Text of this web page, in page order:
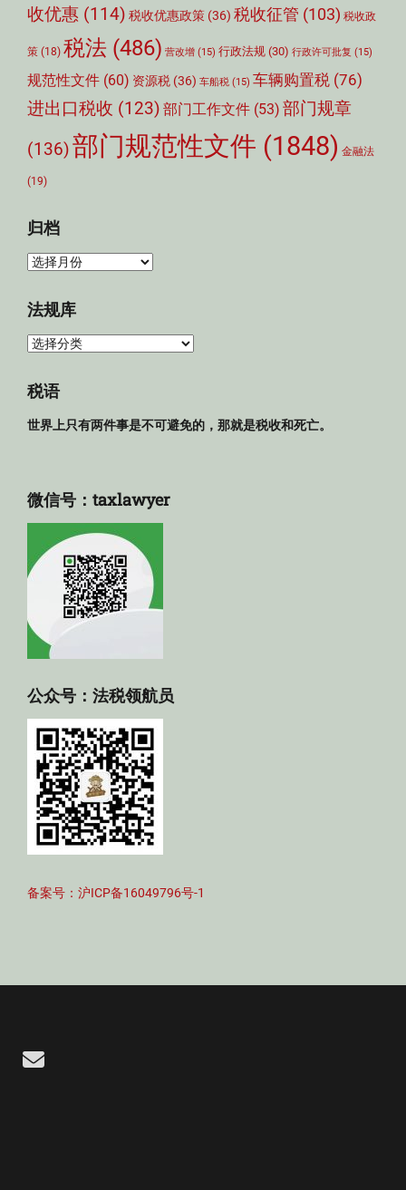
收优惠 (114) 税收优惠政策 (36) 税收征管 (103) 税收政
策 (18) 税法 (486) 营改增 (15) 行政法规 (30) 行政许可批复 (15)
规范性文件 (60) 资源税 (36) 车船税 (15) 车辆购置税 (76)
进出口税收 (123) 部门工作文件 (53) 部门规章
(136)部门规范性文件 (1848) 金融法
(19)
归档
归
法规库
法
库
税语
世界上只有两件事是不可避免的，那就是税收和死亡。
微信号：taxlawyer
公众号：法税领航员
备案号：沪ICP备16049796号-1
Email